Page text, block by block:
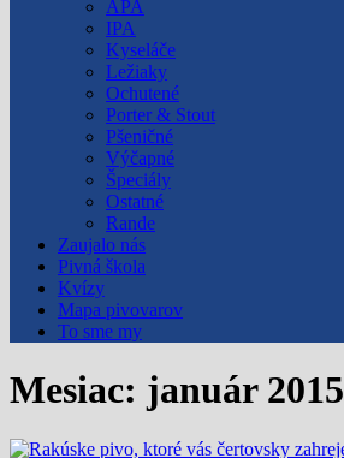
menu
APA
IPA
Kyseláče
Ležiaky
Ochutené
Porter & Stout
Pšeničné
Výčapné
Špeciály
Ostatné
Rande
Zaujalo nás
Pivná škola
Kvízy
Mapa pivovarov
To sme my
Mesiac: január 2015